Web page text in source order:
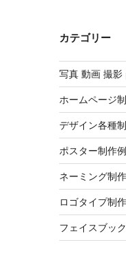
カテゴリー
写真 動画 撮
ホームページ
デザイン各種
ポスター制作
ネーミング制
ロゴタイプ制
フェイスブッ